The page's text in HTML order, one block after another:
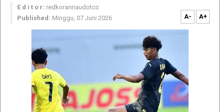
E d i t o r: redkoranriaudotco
Published: Minggu, 07 Juni 2026 A- A+